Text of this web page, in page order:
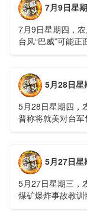
7月9日星
7月9日星期四，
台风“巴威”可能
5月28日星
5月28日星期四，
普称将就美对台军
5月27日星
5月27日星期三，
煤矿爆炸事故教